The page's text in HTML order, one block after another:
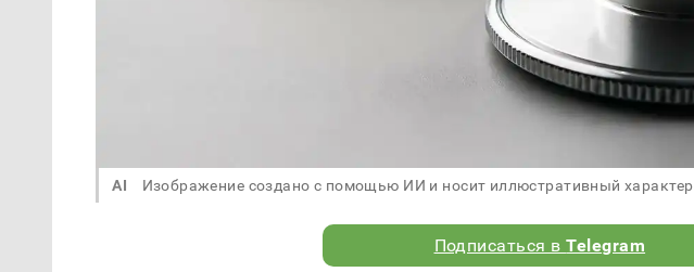
AI Изображение создано с помощью ИИ и носит иллюстративный характер
Подписаться вTelegram